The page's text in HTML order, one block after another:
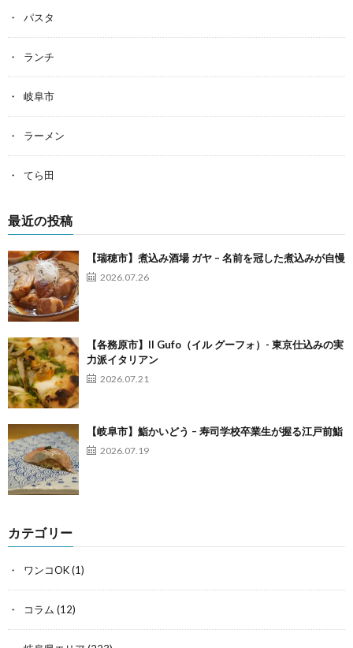
パスタ
ランチ
岐阜市
ラーメン
てら田
最近の投稿
【瑞穂市】煮込み酒場 ガヤ – 名前を冠した煮込みが自慢
2026.07.26
【各務原市】Il Gufo（イル グーフォ）- 東京仕込みの実
力派イタリアン
2026.07.21
【岐阜市】鮨かいどう – 寿司学校卒業生が握る江戸前鮨
2026.07.19
カテゴリー
ワンコOK(1)
コラム (12)